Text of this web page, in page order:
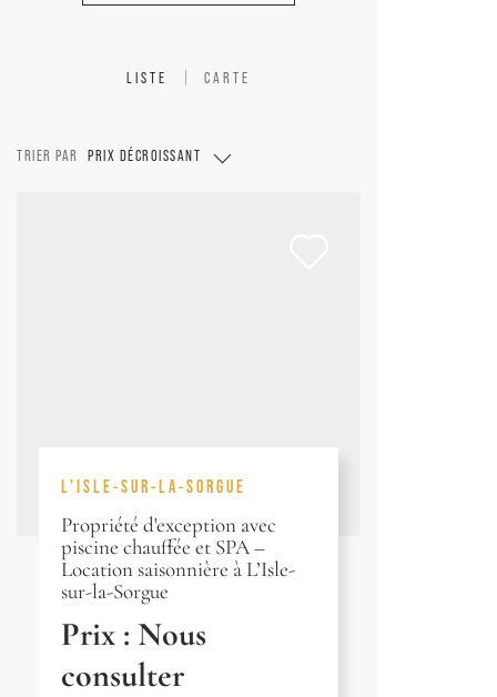
LISTE CARTE
TRIER PAR PRIX DÉCROISSANT
L'ISLE-SUR-LA-SORGUE
Propriété d'exception avec
piscine chauffée et SPA –
Location saisonnière à L’Isle-
sur-la-Sorgue
Prix : Nous
consulter